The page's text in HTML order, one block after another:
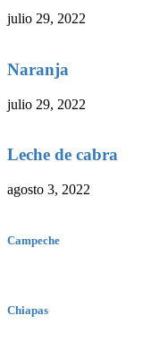
julio 29, 2022
Naranja
julio 29, 2022
Leche de cabra
agosto 3, 2022
Campeche
Chiapas